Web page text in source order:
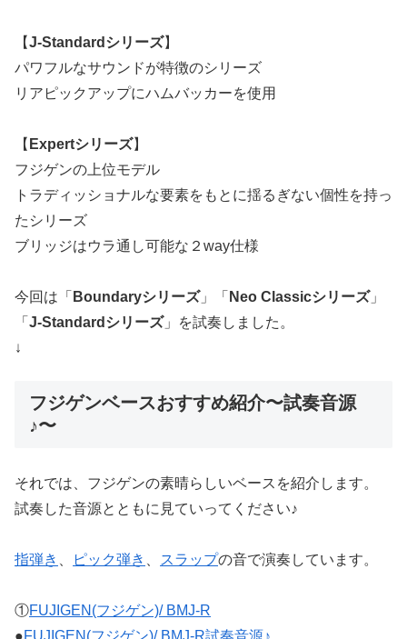
【J-Standardシリーズ】
パワフルなサウンドが特徴のシリーズ
リアピックアップにハムバッカーを使用
【 Expertシリーズ】
フジゲンの上位モデル
トラディッショナルな要素をもとに揺るぎない個性を持っ
たシリーズ
ブリッジはウラ通し可能な２way仕様
今回は「 Boundaryシリーズ」「 Neo Classicシリーズ」
「 J-Standardシリーズ」を試奏しました。
↓
フジゲンベースおすすめ紹介〜試奏音源
♪〜
それでは、フジゲンの素晴らしいベースを紹介します。
試奏した音源とともに見ていってください♪
指弾き ピック弾き スラップの音で演奏しています。
①FUJIGEN(フジゲン)/ BMJ-R